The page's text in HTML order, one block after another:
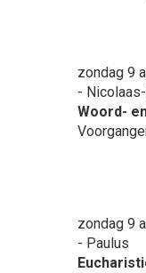
zondag 9
-
Woord-
zondag 9
- Paulus